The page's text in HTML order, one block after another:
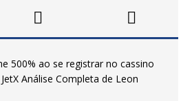
500% ao se registrar no cassino
Análise Completa de Leon